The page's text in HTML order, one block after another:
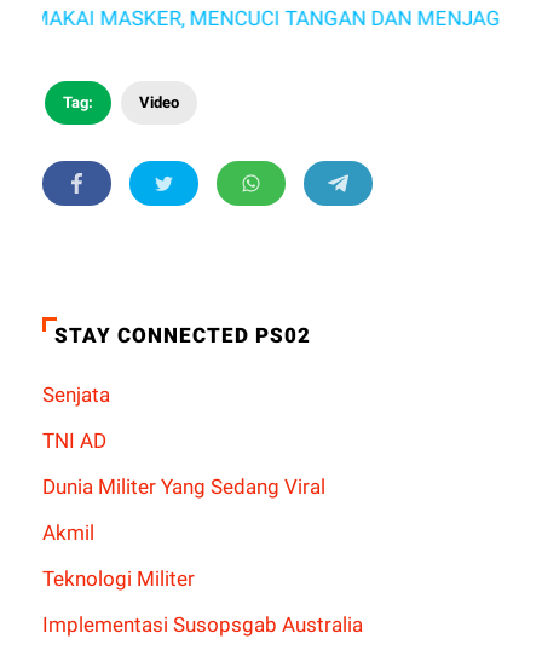
MASKER, MENCUCI TANGAN DAN MENJAGA JARAK
Tag: Video
STAY CONNECTED PS02
Senjata
TNI AD
Dunia Militer Yang Sedang Viral
Akmil
Teknologi Militer
Implementasi Susopsgab Australia